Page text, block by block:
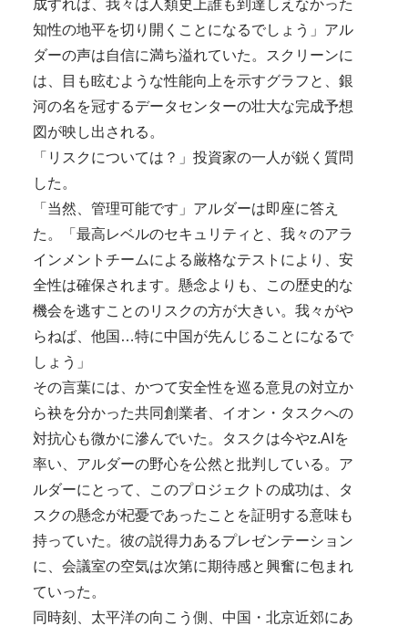
成すれば、我々は人類史上誰も到達しえなかった
知性の地平を切り開くことになるでしょう」アル
ダーの声は自信に満ち溢れていた。スクリーンに
は、目も眩むような性能向上を示すグラフと、銀
河の名を冠するデータセンターの壮大な完成予想
図が映し出される。
「リスクについては？」投資家の一人が鋭く質問
した。
「当然、管理可能です」アルダーは即座に答え
た。「最高レベルのセキュリティと、我々のアラ
インメントチームによる厳格なテストにより、安
全性は確保されます。懸念よりも、この歴史的な
機会を逃すことのリスクの方が大きい。我々がや
らねば、他国…特に中国が先んじることになるで
しょう」
その言葉には、かつて安全性を巡る意見の対立か
ら袂を分かった共同創業者、イオン・タスクへの
対抗心も微かに滲んでいた。タスクは今やz.AIを
率い、アルダーの野心を公然と批判している。ア
ルダーにとって、このプロジェクトの成功は、タ
スクの懸念が杞憂であったことを証明する意味も
持っていた。彼の説得力あるプレゼンテーション
に、会議室の空気は次第に期待感と興奮に包まれ
ていった。
同時刻、太平洋の向こう側、中国・北京近郊にあ